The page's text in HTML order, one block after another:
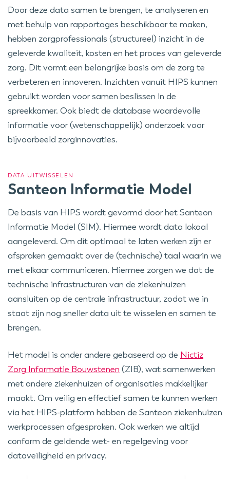
Door deze data samen te brengen, te analyseren en
met behulp van rapportages beschikbaar te maken,
hebben zorgprofessionals (structureel) inzicht in de
geleverde kwaliteit, kosten en het proces van geleverde
zorg. Dit vormt een belangrijke basis om de zorg te
verbeteren en innoveren. Inzichten vanuit HIPS kunnen
gebruikt worden voor samen beslissen in de
spreekkamer. Ook biedt de database waardevolle
informatie voor (wetenschappelijk) onderzoek voor
bijvoorbeeld zorginnovaties.
DATA UITWISSELEN
Santeon Informatie Model
De basis van HIPS wordt gevormd door het Santeon
Informatie Model (SIM). Hiermee wordt data lokaal
aangeleverd. Om dit optimaal te laten werken zijn er
afspraken gemaakt over de (technische) taal waarin we
met elkaar communiceren. Hiermee zorgen we dat de
technische infrastructuren van de ziekenhuizen
aansluiten op de centrale infrastructuur, zodat we in
staat zijn nog sneller data uit te wisselen en samen te
brengen.
Het model is onder andere gebaseerd op de Nictiz
Zorg Informatie Bouwstenen (ZIB), wat samenwerken
met andere ziekenhuizen of organisaties makkelijker
maakt. Om veilig en effectief samen te kunnen werken
via het HIPS-platform hebben de Santeon ziekenhuizen
werkprocessen afgesproken. Ook werken we altijd
conform de geldende wet- en regelgeving voor
dataveiligheid en privacy.